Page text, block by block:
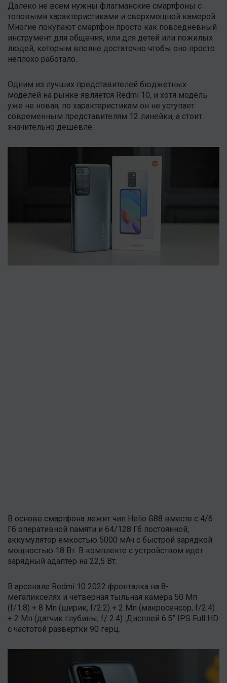
Далеко не всем нужны флагманские смартфоны с
топовыми характеристиками и сверхмощной камерой.
Многие покупают смартфон просто как повседневный
инструмент для общения, или для детей или пожилых
людей, которым вполне достаточно чтобы оно просто
неплохо работало.
Одним из лучших представителей бюджетных
моделей на рынке является Redmi 10, и хотя модель
уже не новая, по характеристикам он не уступает
современным представителям 12 линейки, а стоит
значительно дешевле.
В основе смартфона лежит чип Helio G88 вместе с 4/6
Гб оперативной памяти и 64/128 Гб постоянной,
аккумулятор емкостью 5000 мАч с быстрой зарядкой
мощностью 18 Вт. В комплекте с устройством идет
зарядный адаптер на 22,5 Вт.
В арсенале Redmi 10 2022 фронталка на 8-
мегапикселях и четверная тыльная камера 50 Мп
(f/1.8) + 8 Мп (ширик, f/2.2) + 2 Мп (макросенсор, f/2.4)
+ 2 Мп (датчик глубины, f/ 2.4). Дисплей 6.5” IPS Full HD
с частотой развертки 90 герц.